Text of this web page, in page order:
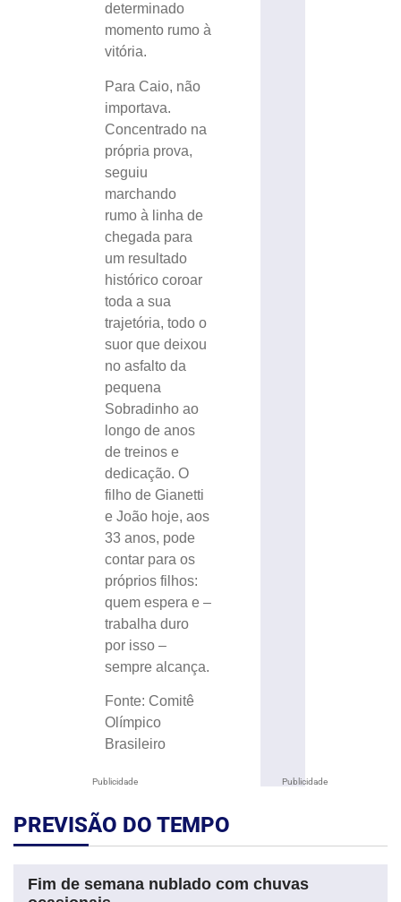
Publicidade
determinado
momento rumo à
vitória.
Para Caio, não
importava.
Concentrado na
própria prova,
seguiu
marchando
rumo à linha de
chegada para
um resultado
histórico coroar
toda a sua
trajetória, todo o
suor que deixou
no asfalto da
pequena
Sobradinho ao
longo de anos
de treinos e
dedicação. O
filho de Gianetti
e João hoje, aos
33 anos, pode
contar para os
próprios filhos:
quem espera e –
trabalha duro
por isso –
sempre alcança.
Fonte: Comitê
Olímpico
Brasileiro
Publicidade
PREVISÃO DO TEMPO
Fim de semana nublado com chuvas